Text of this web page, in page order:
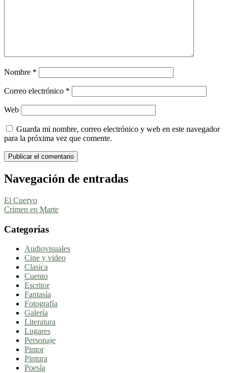
Nombre *
Correo electrónico *
Web
Guarda mi nombre, correo electrónico y web en este navegador
para la próxima vez que comente.
Navegación de entradas
El Cuervo
Crimen en Marte
Categorías
Audiovisuales
Cine y video
Clasica
Cuento
Escritor
Fantasía
Fotografía
Galería
Literatura
Lugares
Personaje
Pintor
Pintura
Poesía